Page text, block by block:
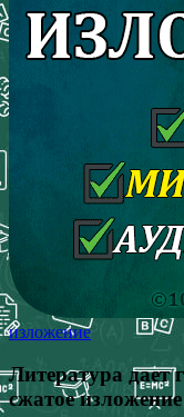
изложение
Литература
сжатое